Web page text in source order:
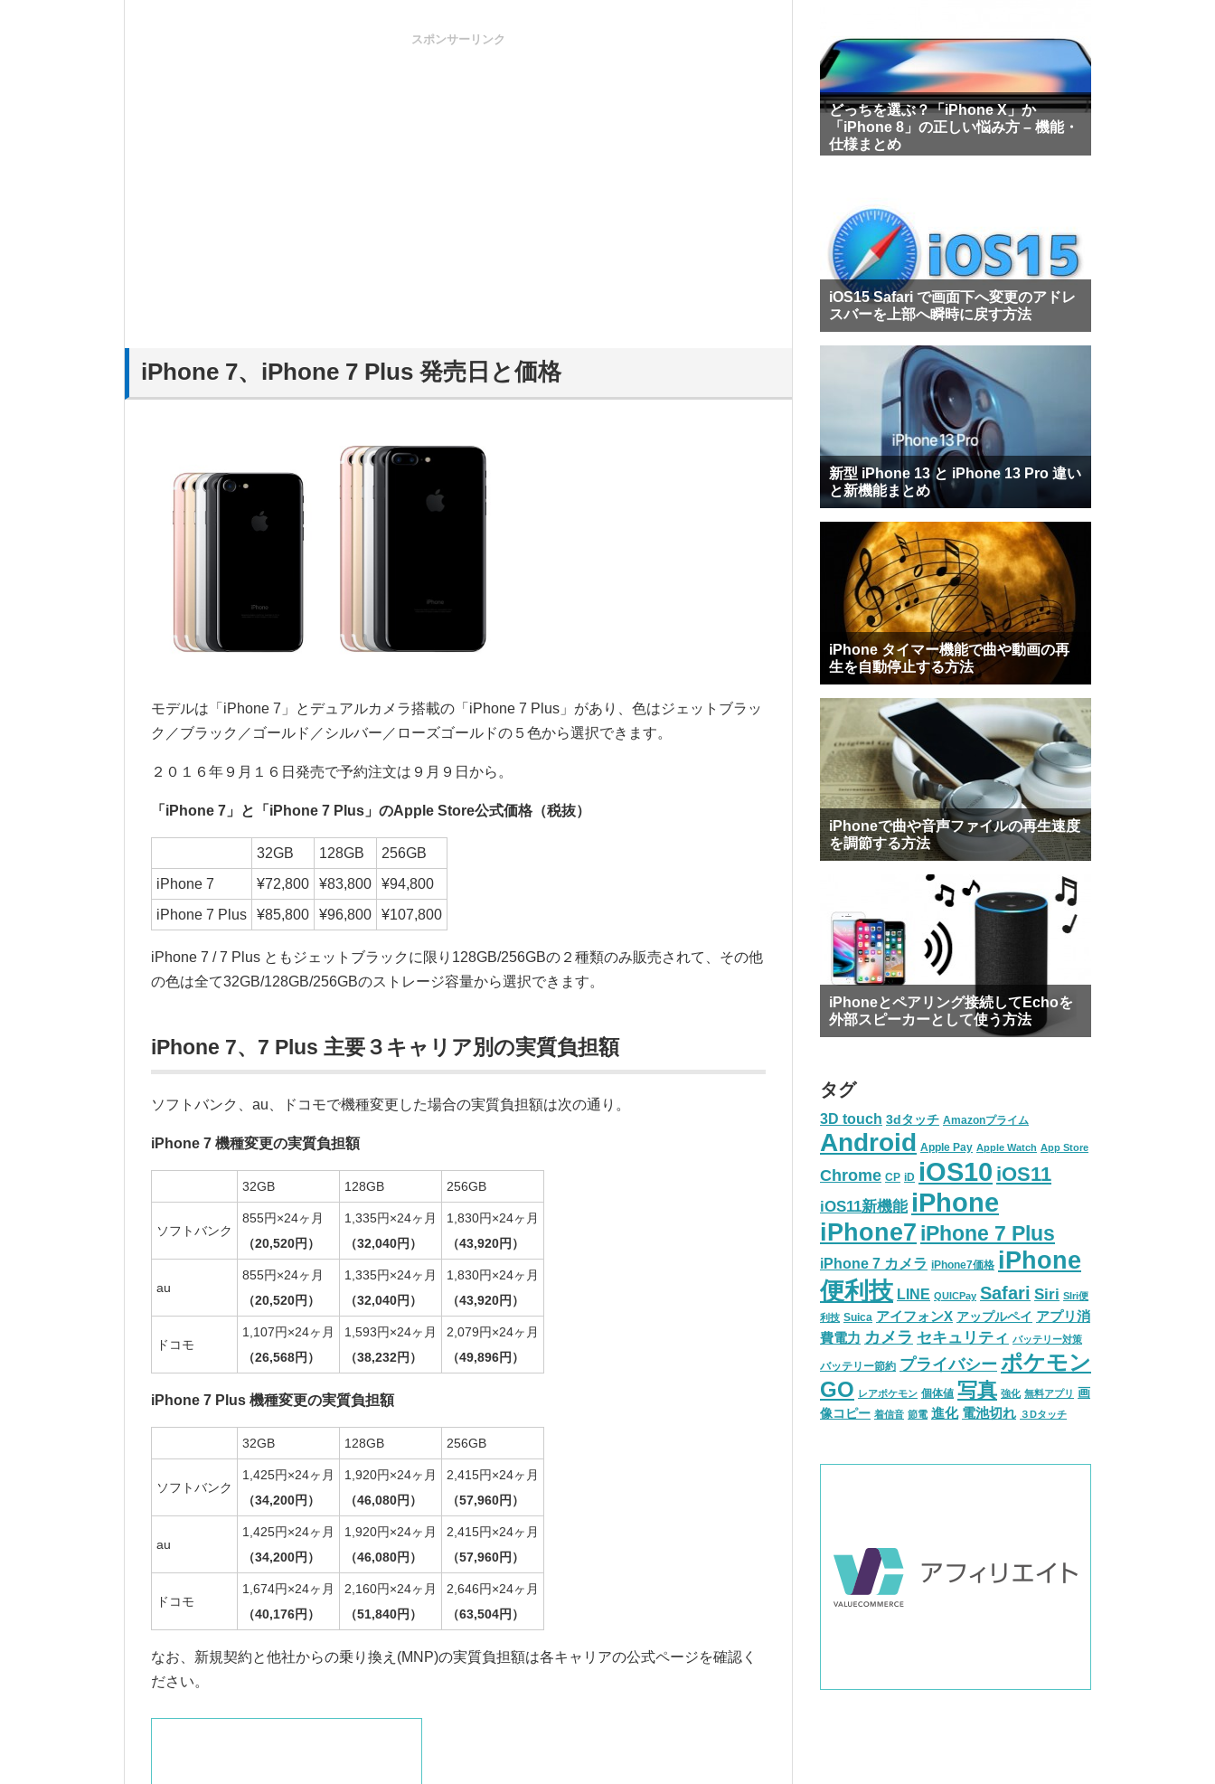
スポンサーリンク
iPhone 7、iPhone 7 Plus 発売日と価格
モデルは「iPhone 7」とデュアルカメラ搭載の「iPhone 7 Plus」があり、色はジェットブラッ
ク／ブラック／ゴールド／シルバー／ローズゴールドの５色から選択できます。
２０１６年９月１６日発売で予約注文は９月９日から。
「iPhone 7」と「iPhone 7 Plus」のApple Store公式価格（税抜）
32GB 128GB
256GB
iPhone 7
¥72,800 ¥83,800
¥94,800
iPhone 7 Plus
¥85,800 ¥96,800 ¥107,800
iPhone 7 / 7 Plus ともジェットブラックに限り128GB/256GBの２種類のみ販売されて、その他
の色は全て32GB/128GB/256GBのストレージ容量から選択できます。
iPhone 7、7 Plus 主要３キャリア別の実質負担額
ソフトバンク、au、ドコモで機種変更した場合の実質負担額は次の通り。
iPhone 7 機種変更の実質負担額
32GB 128GB 256GB
ソフトバンク
855円×24ヶ月
（20,520円）
1,335円×24ヶ月
（32,040円）
1,830円×24ヶ月
（43,920円）
au
855円×24ヶ月
（20,520円）
1,335円×24ヶ月
（32,040円）
1,830円×24ヶ月
（43,920円）
ドコモ
1,107円×24ヶ月
（26,568円）
1,593円×24ヶ月
（38,232円）
2,079円×24ヶ月
（49,896円）
iPhone 7 Plus 機種変更の実質負担額
32GB 128GB 256GB
ソフトバンク
1,425円×24ヶ月
（34,200円）
1,920円×24ヶ月
（46,080円）
2,415円×24ヶ月
（57,960円）
au
1,425円×24ヶ月
（34,200円）
1,920円×24ヶ月
（46,080円）
2,415円×24ヶ月
（57,960円）
ドコモ
1,674円×24ヶ月
（40,176円）
2,160円×24ヶ月
（51,840円）
2,646円×24ヶ月
（63,504円）
なお、新規契約と他社からの乗り換え(MNP)の実質負担額は各キャリアの公式ページを確認く
ださい。
どっちを選ぶ？「iPhone X」か
「iPhone 8」の正しい悩み方 – 機能・
仕様まとめ
iOS15 Safari で画面下へ変更のアドレ
スバーを上部へ瞬時に戻す方法
新型 iPhone 13 と iPhone 13 Pro 違い
と新機能まとめ
iPhone タイマー機能で曲や動画の再
生を自動停止する方法
iPhoneで曲や音声ファイルの再生速度
を調節する方法
iPhoneとペアリング接続してEchoを
外部スピーカーとして使う方法
タグ
3D touch 3dタッチ Amazonプライム
Android Apple Pay Apple Watch App Store
Chrome CP iD iOS10 iOS11
iOS11新機能 iPhone
iPhone7 iPhone 7 Plus
iPhone 7 カメラ iPhone7価格 iPhone
便利技 LINE QUICPay Safari Siri SIri便
利技 Suica アイフォンX アップルペイ アプリ消
費電力 カメラ セキュリティ バッテリー対策
バッテリー節約 プライバシー ポケモン
GO
レアポケモン 個体値 写真 強化 無料アプリ 画
像コピー 着信音 節電 進化 電池切れ ３Dタッチ